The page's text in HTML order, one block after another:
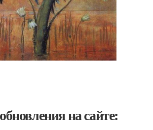
на сайте: